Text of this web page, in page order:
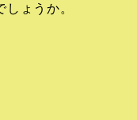
ょうか。